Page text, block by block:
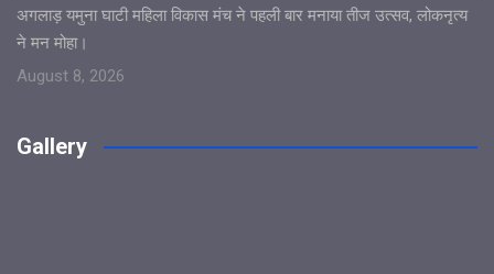
अगलाड़ यमुना घाटी महिला विकास मंच ने पहली बार मनाया तीज उत्सव, लोकनृत्य
ने मन मोहा।
August 8, 2026
Gallery